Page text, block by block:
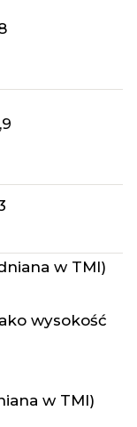
w TMI)
wysokość
w TMI)